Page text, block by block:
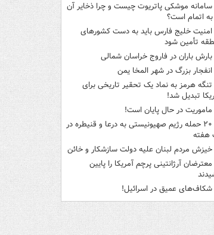
سامانه موشکی پاتریوت چیست و چرا ذخایر آن
اتمام است؟
امنیت خلیج فارس باید به دست کشورهای
تأمین شود
بارش باران در فاروج خراسان شمالی
انفجار بزرگ در شهر المخا یمن
تنگه هرمز به نماد یک تحقیر تاریخی برای
تبدیل شد!
ماموریت در حال پایان است!
۲۰ حمله رژیم صهیونیستی به درعا و قنیطره در
هفته
خیزش مردم لبنان علیه دولت سازشکار و خائن
معترضان آرژانتینی پرچم آمریکا را پایین
شکاف‌های عمیق در اسرائیل!